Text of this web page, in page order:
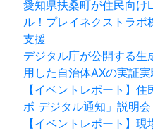
愛知県扶桑町が住民向け
ル！プレイネクストラ
支援
デジタル庁が公開する生
用した自治体AXの実証
【イベントレポート】
ボ デジタル通知」説明会
【イベントレポート】